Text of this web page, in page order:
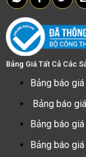
Bảng Giá Tất Cả Các
Bảng báo
Bảng báo
Bảng báo
Bảng báo